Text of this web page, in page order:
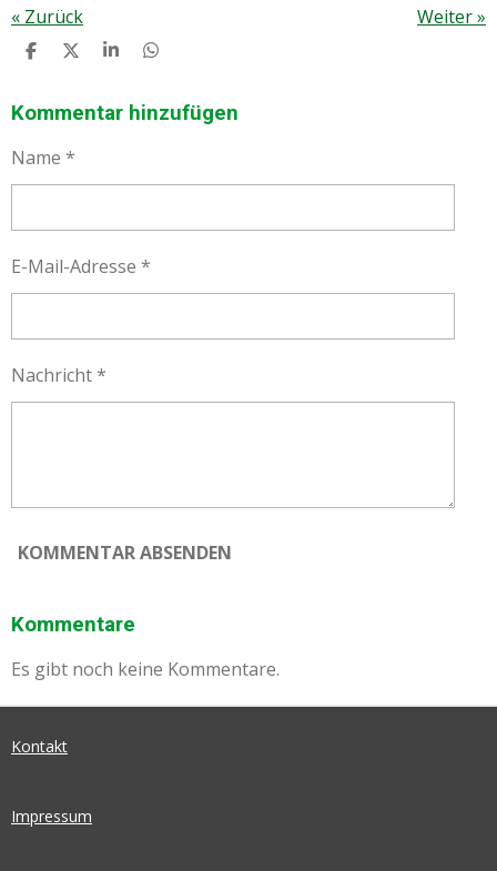
« Zurück Weiter»
T
L
T
L
T
L
T
L
Kommentar hinzufügen
Name *
E-Mail-Adresse *
Nachricht *
KOMMENTAR ABSENDEN
Kommentare
Es gibt noch keine Kommentare.
Kontakt
Impressum